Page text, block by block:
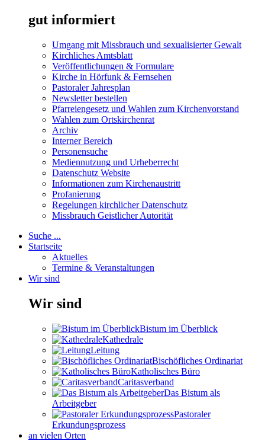
gut informiert
Umgang mit Missbrauch und sexualisierter Gewalt
Kirchliches Amtsblatt
Veröffentlichungen & Formulare
Kirche in Hörfunk & Fernsehen
Pastoraler Jahresplan
Newsletter bestellen
Pfarreiengesetz und Wahlen zum Kirchenvorstand
Wahlen zum Ortskirchenrat
Archiv
Interner Bereich
Personensuche
Mediennutzung und Urheberrecht
Datenschutz Website
Informationen zum Kirchenaustritt
Profanierung
Regelungen kirchlicher Datenschutz
Missbrauch Geistlicher Autorität
Suche ...
Startseite
Aktuelles
Termine & Veranstaltungen
Wir sind
Wir sind
Bistum im Überblick
Kathedrale
Leitung
Bischöfliches Ordinariat
Katholisches Büro
Caritasverband
Das Bistum als
Arbeitgeber
Pastoraler
Erkundungsprozess
an vielen Orten